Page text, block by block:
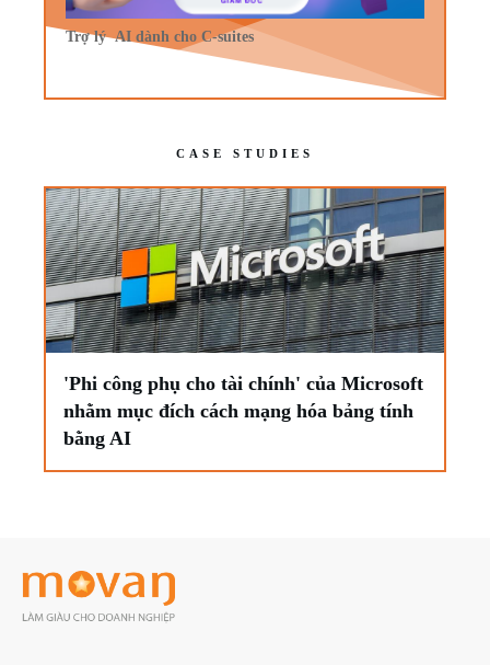
Trợ lý AI dành cho C-suites
CASE STUDIES
'Phi công phụ cho tài chính' của Microsoft
nhằm mục đích cách mạng hóa bảng tính
bằng AI